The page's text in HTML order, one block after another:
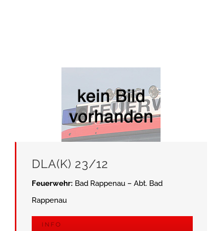
DLA(K) 23/12
Feuerwehr: Bad Rappenau – Abt. Bad
Rappenau
INFO